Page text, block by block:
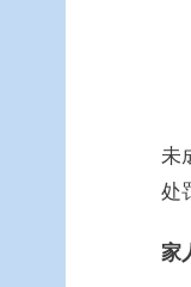
未
处
家